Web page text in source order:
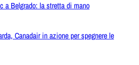
a Belgrado: la stretta di mano
Canadair in azione per spegnere le